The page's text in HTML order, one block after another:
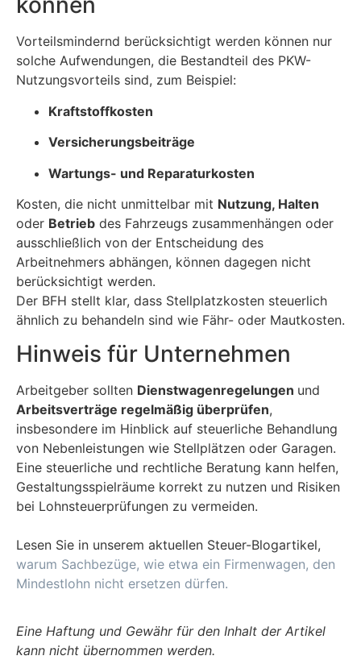
Vorteilsmindernd berücksichtigt werden können nur
solche Aufwendungen, die Bestandteil des PKW-
Nutzungsvorteils sind, zum Beispiel:
Kraftstoffkosten
Versicherungsbeiträge
Wartungs- und Reparaturkosten
Kosten, die nicht unmittelbar mit Nutzung, Halten
oder Betrieb des Fahrzeugs zusammenhängen oder
ausschließlich von der Entscheidung des
Arbeitnehmers abhängen, können dagegen nicht
berücksichtigt werden.
Der BFH stellt klar, dass Stellplatzkosten steuerlich
ähnlich zu behandeln sind wie Fähr- oder Mautkosten.
Hinweis für Unternehmen
Arbeitgeber sollten Dienstwagenregelungen und
Arbeitsverträge regelmäßig überprüfen,
insbesondere im Hinblick auf steuerliche Behandlung
von Nebenleistungen wie Stellplätzen oder Garagen.
Eine steuerliche und rechtliche Beratung kann helfen,
Gestaltungsspielräume korrekt zu nutzen und Risiken
bei Lohnsteuerprüfungen zu vermeiden.
Lesen Sie in unserem aktuellen Steuer-Blogartikel,
warum Sachbezüge, wie etwa ein Firmenwagen, den
Mindestlohn nicht ersetzen dürfen.
Eine Haftung und Gewähr für den Inhalt der Artikel
kann nicht übernommen werden.